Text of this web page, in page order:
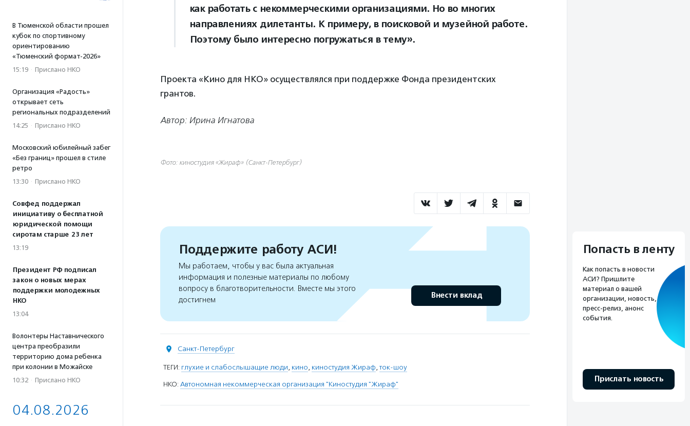
В Тюменской области прошел
кубок по спортивному
ориентированию
«Тюменский формат-2026»
15:19 · Прислано НКО
Организация «Радость»
открывает сеть
региональных подразделений
14:25 · Прислано НКО
Московский юбилейный забег
«Без границ» прошел в стиле
ретро
13:30 · Прислано НКО
Совфед поддержал
инициативу о бесплатной
юридической помощи
сиротам старше 23 лет
13:19
Президент РФ подписал
закон о новых мерах
поддержки молодежных
НКО
13:04
Волонтеры Наставнического
центра преобразили
территорию дома ребенка
при колонии в Можайске
10:32 · Прислано НКО
04.08.2026
как работать с некоммерческими организациями. Но во многих
направлениях дилетанты. К примеру, в поисковой и музейной работе.
Поэтому было интересно погружаться в тему».
Проекта «Кино для НКО» осуществлялся при поддержке Фонда президентских
грантов.
Автор: Ирина Игнатова
Фото: киностудия «Жираф» (Санкт-Петербург)
Поддержите работу АСИ!
Мы работаем, чтобы у вас была актуальная
информация и полезные материалы по любому
вопросу в благотворительности. Вместе мы этого
достигнем
Внести вклад
Санкт-Петербург
ТЕГИ: глухие и слабослышащие люди, кино, киностудия Жираф,ток-шоу
НКО: Автономная некоммерческая организация "Киностудия "Жираф"
Попасть в ленту
Как попасть в новости
АСИ? Пришлите
материал о вашей
организации, новость,
пресс-релиз, анонс
события.
Прислать новость